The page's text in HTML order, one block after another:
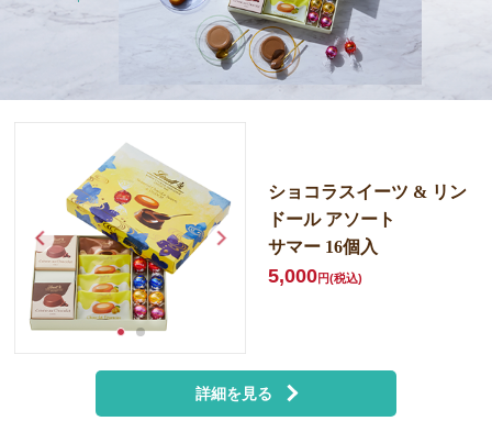
ショコラスイーツ & リン
ドール アソート
サマー 16個入
5,000円(税込)
詳細を見る